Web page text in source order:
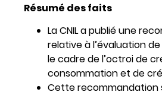
Résumé des faits
La CNIL a publié une
relative à l’évaluation
le cadre de l’octroi de
consommation et de
Cette recommandation